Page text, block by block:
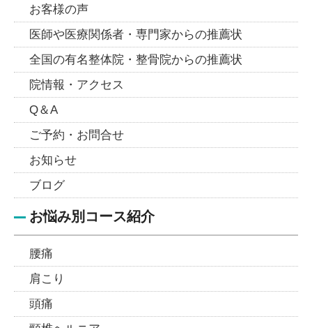
お客様の声
医師や医療関係者・専門家からの推薦状
全国の有名整体院・整骨院からの推薦状
院情報・アクセス
Q＆A
ご予約・お問合せ
お知らせ
ブログ
お悩み別コース紹介
腰痛
肩こり
頭痛